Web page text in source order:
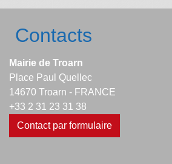
Contacts
Mairie de Troarn
Place Paul Quellec
14670 Troarn - FRANCE
+33 2 31 23 31 38
Contact par formulaire